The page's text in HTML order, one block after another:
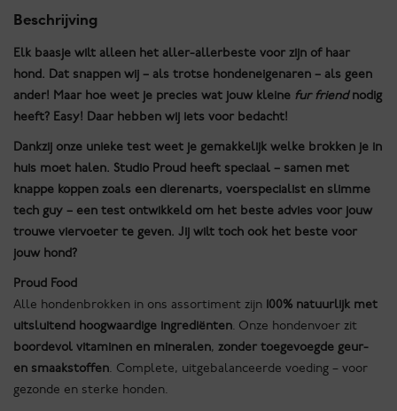
Beschrijving
Elk baasje wilt alleen het aller-allerbeste voor zijn of haar
hond. Dat snappen wij – als trotse hondeneigenaren – als geen
ander! Maar hoe weet je precies wat jouw kleine fur friendnodig
heeft? Easy! Daar hebben wij iets voor bedacht!
Dankzij onze unieke test weet je gemakkelijk welke brokken je in
huis moet halen. Studio Proud heeft speciaal – samen met
knappe koppen zoals een dierenarts, voerspecialist en slimme
tech guy – een test ontwikkeld om het beste advies voor jouw
trouwe viervoeter te geven. Jij wilt toch ook het beste voor
jouw hond?
Proud Food
Alle hondenbrokken in ons assortiment zijn 100% natuurlijk met
uitsluitend hoogwaardige ingrediënten. Onze hondenvoer zit
boordevol vitaminen en mineralen, zonder toegevoegde geur-
en smaakstoffen. Complete, uitgebalanceerde voeding – voor
gezonde en sterke honden.